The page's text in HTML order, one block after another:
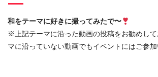
和をテーマに好きに撮ってみたで〜
※上記テーマに沿った動画の投稿をお勧めし
マに沿っていない動画でもイベントにはご参加